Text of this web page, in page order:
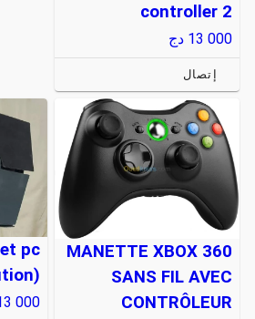
controller 2
13 000 دج
إتصال
MANETTE XBOX 360
SANS FIL AVEC
CONTRÔLEUR
pc
000